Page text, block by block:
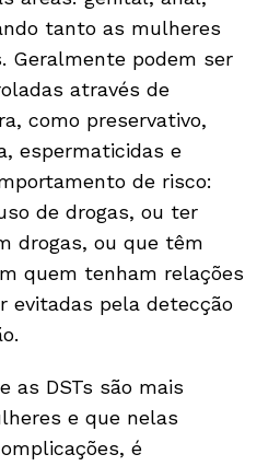
tanto as mulheres
Geralmente podem ser
através de
como preservativo,
espermaticidas e
de risco:
de drogas, ou ter
drogas, ou que têm
quem tenham relações
evitadas pela detecção
as DSTs são mais
e que nelas
é